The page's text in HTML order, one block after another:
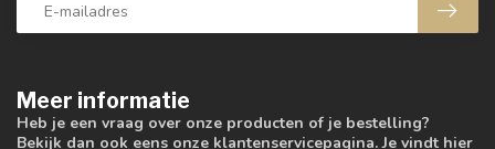
Meer informatie
Heb je een vraag over onze producten of je bestelling?
Bekijk dan ook eens onze klantenservicepagina. Je vindt hier